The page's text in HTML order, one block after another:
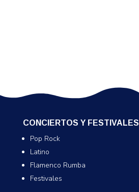
CONCIERTOS Y FESTIVALES
Pop Rock
Latino
Flamenco Rumba
Festivales